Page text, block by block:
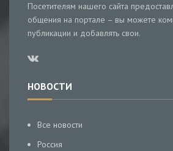
Посетителям нашего сайта
общения на портале – вы можете
публикации и добавлять свои.
НОВОСТИ
Все новости
Россия